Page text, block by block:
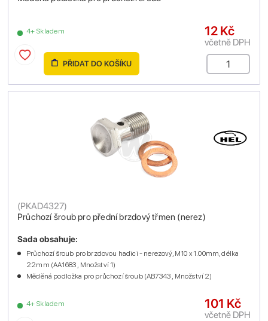
4+ Skladem 12 Kč
včetně DPH
PŘIDAT DO KOŠÍKU
Průchozí šroub pro přední brzdový třmen (nerez)
(PKAD4327)
4+ Skladem
Sada obsahuje:
Průchozí šroub pro brzdovou hadici - nerezový, M10 x 1.00mm, délka
22mm (AA1683 , Množství 1)
Měděná podložka pro průchozí šroub (AB7343 , Množství 2)
101 Kč
včetně DPH